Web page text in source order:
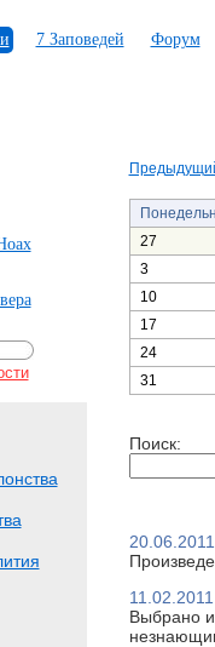
7 Заповедей Форум
27
3
10
17
24
31
Поиск:
20.06.2011
11.02.2011
Выбрано